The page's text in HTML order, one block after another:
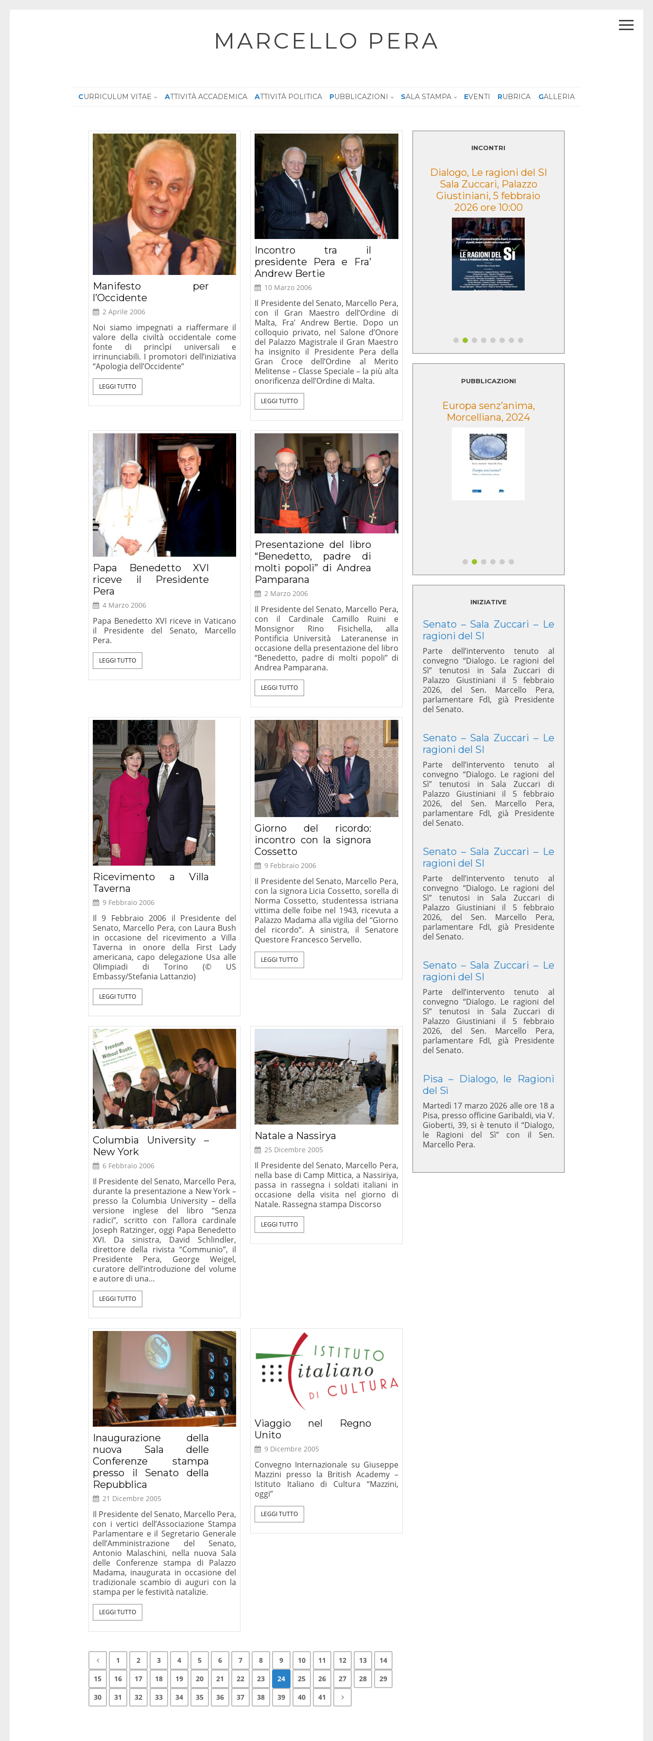
MARCELLO PERA
CURRICULUM VITAE ATTIVITÀ ACCADEMICA ATTIVITÀ POLITICA PUBBLICAZIONI SALA STAMPA EVENTI RUBRICA GALLERIA
Manifesto per
l’Occidente
2 Aprile 2006
Noi siamo impegnati a riaffermare il
valore della civiltà occidentale come
fonte di princìpi universali e
irrinunciabili. I promotori dell’iniziativa
“Apologia dell’Occidente”
LEGGI TUTTO
Incontro tra il
presidente Pera e Fra’
Andrew Bertie
10 Marzo 2006
Il Presidente del Senato, Marcello Pera,
con il Gran Maestro dell’Ordine di
Malta, Fra’ Andrew Bertie. Dopo un
colloquio privato, nel Salone d’Onore
del Palazzo Magistrale il Gran Maestro
ha insignito il Presidente Pera della
Gran Croce dell’Ordine al Merito
Melitense – Classe Speciale – la più alta
onorificenza dell’Ordine di Malta.
LEGGI TUTTO
Papa Benedetto XVI
riceve il Presidente
Pera
4 Marzo 2006
Papa Benedetto XVI riceve in Vaticano
il Presidente del Senato, Marcello
Pera.
LEGGI TUTTO
Presentazione del libro
“Benedetto, padre di
molti popoli” di Andrea
Pamparana
2 Marzo 2006
Il Presidente del Senato, Marcello Pera,
con il Cardinale Camillo Ruini e
Monsignor Rino Fisichella, alla
Pontificia Università Lateranense in
occasione della presentazione del libro
“Benedetto, padre di molti popoli” di
Andrea Pamparana.
LEGGI TUTTO
Ricevimento a Villa
Taverna
9 Febbraio 2006
Il 9 Febbraio 2006 il Presidente del
Senato, Marcello Pera, con Laura Bush
in occasione del ricevimento a Villa
Taverna in onore della First Lady
americana, capo delegazione Usa alle
Olimpiadi di Torino (© US
Embassy/Stefania Lattanzio)
LEGGI TUTTO
Giorno del ricordo:
incontro con la signora
Cossetto
9 Febbraio 2006
Il Presidente del Senato, Marcello Pera,
con la signora Licia Cossetto, sorella di
Norma Cossetto, studentessa istriana
vittima delle foibe nel 1943, ricevuta a
Palazzo Madama alla vigilia del “Giorno
del ricordo”. A sinistra, il Senatore
Questore Francesco Servello.
LEGGI TUTTO
Columbia University –
New York
6 Febbraio 2006
Il Presidente del Senato, Marcello Pera,
durante la presentazione a New York –
presso la Columbia University – della
versione inglese del libro “Senza
radici”, scritto con l’allora cardinale
Joseph Ratzinger, oggi Papa Benedetto
XVI. Da sinistra, David Schlindler,
direttore della rivista “Communio”, il
Presidente Pera, George Weigel,
curatore dell’introduzione del volume
e autore di una…
LEGGI TUTTO
Natale a Nassirya
25 Dicembre 2005
Il Presidente del Senato, Marcello Pera,
nella base di Camp Mittica, a Nassiriya,
passa in rassegna i soldati italiani in
occasione della visita nel giorno di
Natale. Rassegna stampa Discorso
LEGGI TUTTO
Inaugurazione della
nuova Sala delle
Conferenze stampa
presso il Senato della
Repubblica
21 Dicembre 2005
Il Presidente del Senato, Marcello Pera,
con i vertici dell’Associazione Stampa
Parlamentare e il Segretario Generale
dell’Amministrazione del Senato,
Antonio Malaschini, nella nuova Sala
delle Conferenze stampa di Palazzo
Madama, inaugurata in occasione del
tradizionale scambio di auguri con la
stampa per le festività natalizie.
LEGGI TUTTO
Viaggio nel Regno
Unito
9 Dicembre 2005
Convegno Internazionale su Giuseppe
Mazzini presso la British Academy –
Istituto Italiano di Cultura “Mazzini,
oggi”
LEGGI TUTTO
1 2 3 4 5 6 7 8 9 10 11 12 13
14
15
16 17 18 19 20 21 22 23 24 25 26 27 28
29
30
31 32 33 34 35 36 37 38 39 40 41
INCONTRI
Roma – Presentazione
del libro “Diritti umani e
Cristianesimo”
Critica della ragion
secolare, Le Lettere, 2025
Dialogo, Le ragioni del SI
Sala Zuccari, Palazzo
Giustiniani, 5 febbraio
2026 ore 10:00
PUBBLICAZIONI
Perché dobbiamo dirci
prefazione di J. Ratzinger
(Benedetto XVI),
Mondadori, Milano 2008
Europa senz’anima,
Morcelliana, 2024
INIZIATIVE
Senato – Sala Zuccari – Le
ragioni del SI
Parte dell’intervento tenuto al
convegno “Dialogo. Le ragioni del
Sì” tenutosi in Sala Zuccari di
Palazzo Giustiniani il 5 febbraio
2026, del Sen. Marcello Pera,
parlamentare FdI, già Presidente
del Senato.
Senato – Sala Zuccari – Le
ragioni del SI
Parte dell’intervento tenuto al
convegno “Dialogo. Le ragioni del
Sì” tenutosi in Sala Zuccari di
Palazzo Giustiniani il 5 febbraio
2026, del Sen. Marcello Pera,
parlamentare FdI, già Presidente
del Senato.
Senato – Sala Zuccari – Le
ragioni del SI
Parte dell’intervento tenuto al
convegno “Dialogo. Le ragioni del
Sì” tenutosi in Sala Zuccari di
Palazzo Giustiniani il 5 febbraio
2026, del Sen. Marcello Pera,
parlamentare FdI, già Presidente
del Senato.
Senato – Sala Zuccari – Le
ragioni del SI
Parte dell’intervento tenuto al
convegno “Dialogo. Le ragioni del
Sì” tenutosi in Sala Zuccari di
Palazzo Giustiniani il 5 febbraio
2026, del Sen. Marcello Pera,
parlamentare FdI, già Presidente
del Senato.
Pisa – Dialogo, le Ragioni
del Sì
Martedì 17 marzo 2026 alle ore 18 a
Pisa, presso officine Garibaldi, via V.
Gioberti, 39, si è tenuto il “Dialogo,
le Ragioni del Sì” con il Sen.
Marcello Pera.